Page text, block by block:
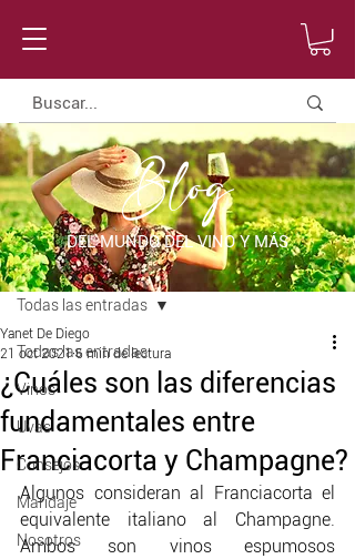
Entrada
Todas las entradas
Vinos
Uvas
Consejos
Maridaje
Nosotros
Todas las entradas
¿Cuáles son las diferencias
fundamentales entre
Franciacorta y Champagne?
Yanet De Diego
21 oct 2021 6 min de lectura
Algunos consideran al Franciacorta el
equivalente italiano al Champagne.
Ambos son vinos espumosos
Blog
DEL MUNDO DEL VINO Y MÁS